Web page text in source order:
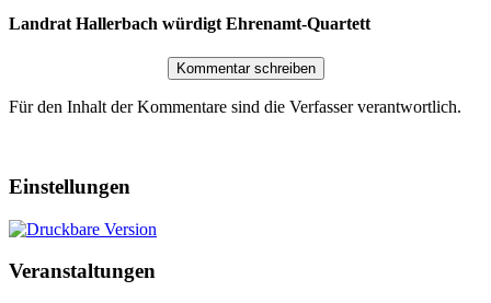
Landrat Hallerbach würdigt Ehrenamt-Quartett
Für den Inhalt der Kommentare sind die Verfasser verantwortlich.
Einstellungen
Veranstaltungen